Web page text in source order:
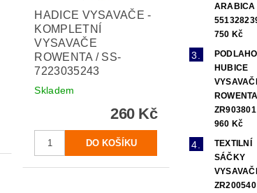
HADICE VYSAVAČE -
KOMPLETNÍ
VYSAVAČE
ROWENTA / SS-
7223035243
Skladem
260 Kč
ARABICA
750 Kč
HUBICE
ZR903801
960 Kč
TEXTILNÍ
SÁČKY
ZR200540